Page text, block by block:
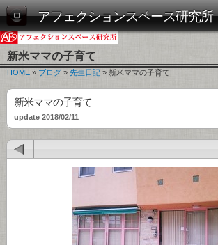
アフェクションスペース研究所
新米ママの子育て
HOME » ブログ » 先生日記 » 新米ママの子育て
新米ママの子育て
update 2018/02/11